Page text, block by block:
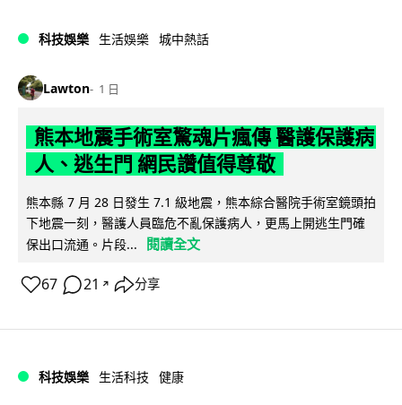
科技娛樂 生活娛樂 城中熱話
Lawton 1 日
熊本地震手術室驚魂片瘋傳 醫護保護病
人、逃生門 網民讚值得尊敬
熊本縣 7 月 28 日發生 7.1 級地震，熊本綜合醫院手術室鏡頭拍
下地震一刻，醫護人員臨危不亂保護病人，更馬上開逃生門確
保出口流通。片段...
閱讀全文
67 21 ↗ 分享
科技娛樂 生活科技 健康